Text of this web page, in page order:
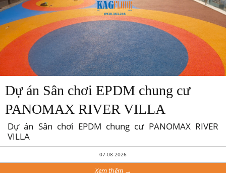
Dự án Sân chơi EPDM chung cư
PANOMAX RIVER VILLA
Dự án Sân chơi EPDM chung cư PANOMAX RIVER
VILLA
07-08-2026
Xem thêm →